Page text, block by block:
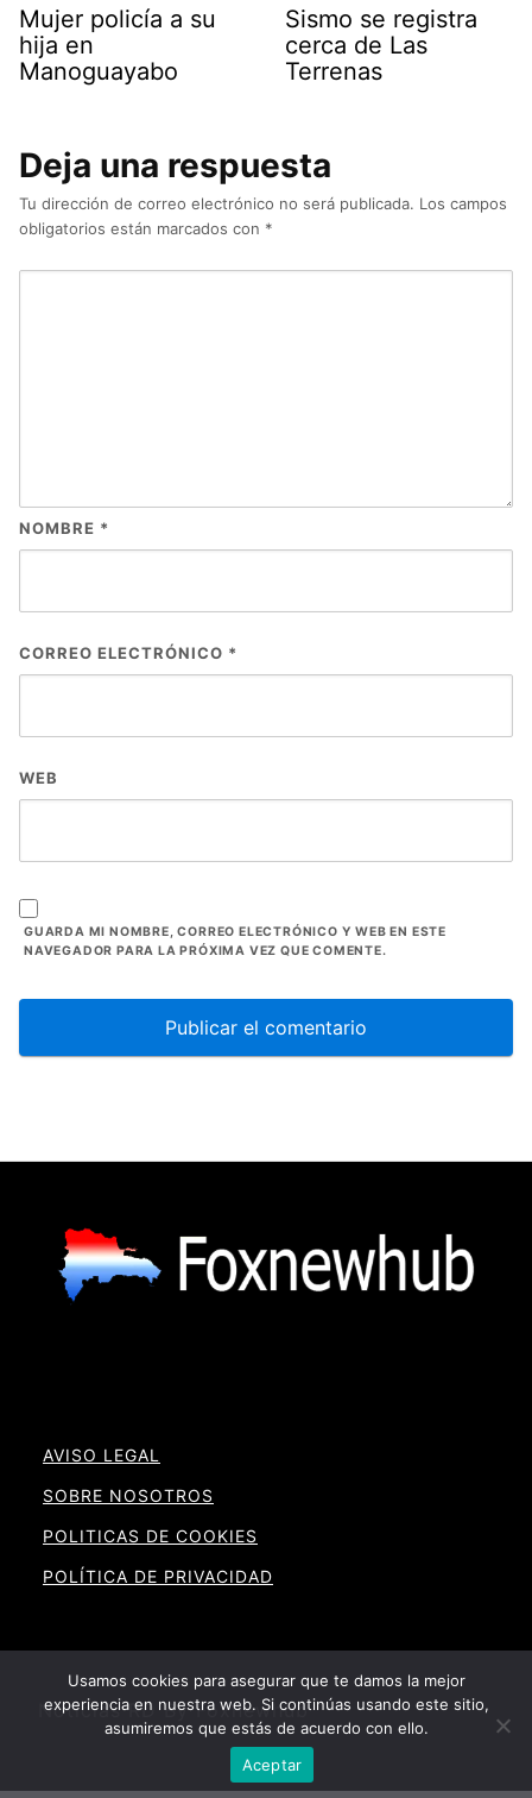
Mujer policía a su
hija en
Manoguayabo
Sismo se registra
cerca de Las
Terrenas
Deja una respuesta
Tu dirección de correo electrónico no será publicada. Los campos
obligatorios están marcados con *
NOMBRE *
CORREO ELECTRÓNICO *
WEB
GUARDA MI NOMBRE, CORREO ELECTRÓNICO Y WEB EN ESTE
NAVEGADOR PARA LA PRÓXIMA VEZ QUE COMENTE.
AVISO LEGAL
SOBRE NOSOTROS
POLITICAS DE COOKIES
POLÍTICA DE PRIVACIDAD
Noticias RD By Foxnewhub
Usamos cookies para asegurar que te damos la mejor
experiencia en nuestra web. Si continúas usando este sitio,
asumiremos que estás de acuerdo con ello.
Aceptar